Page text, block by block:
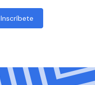
Inscríbete